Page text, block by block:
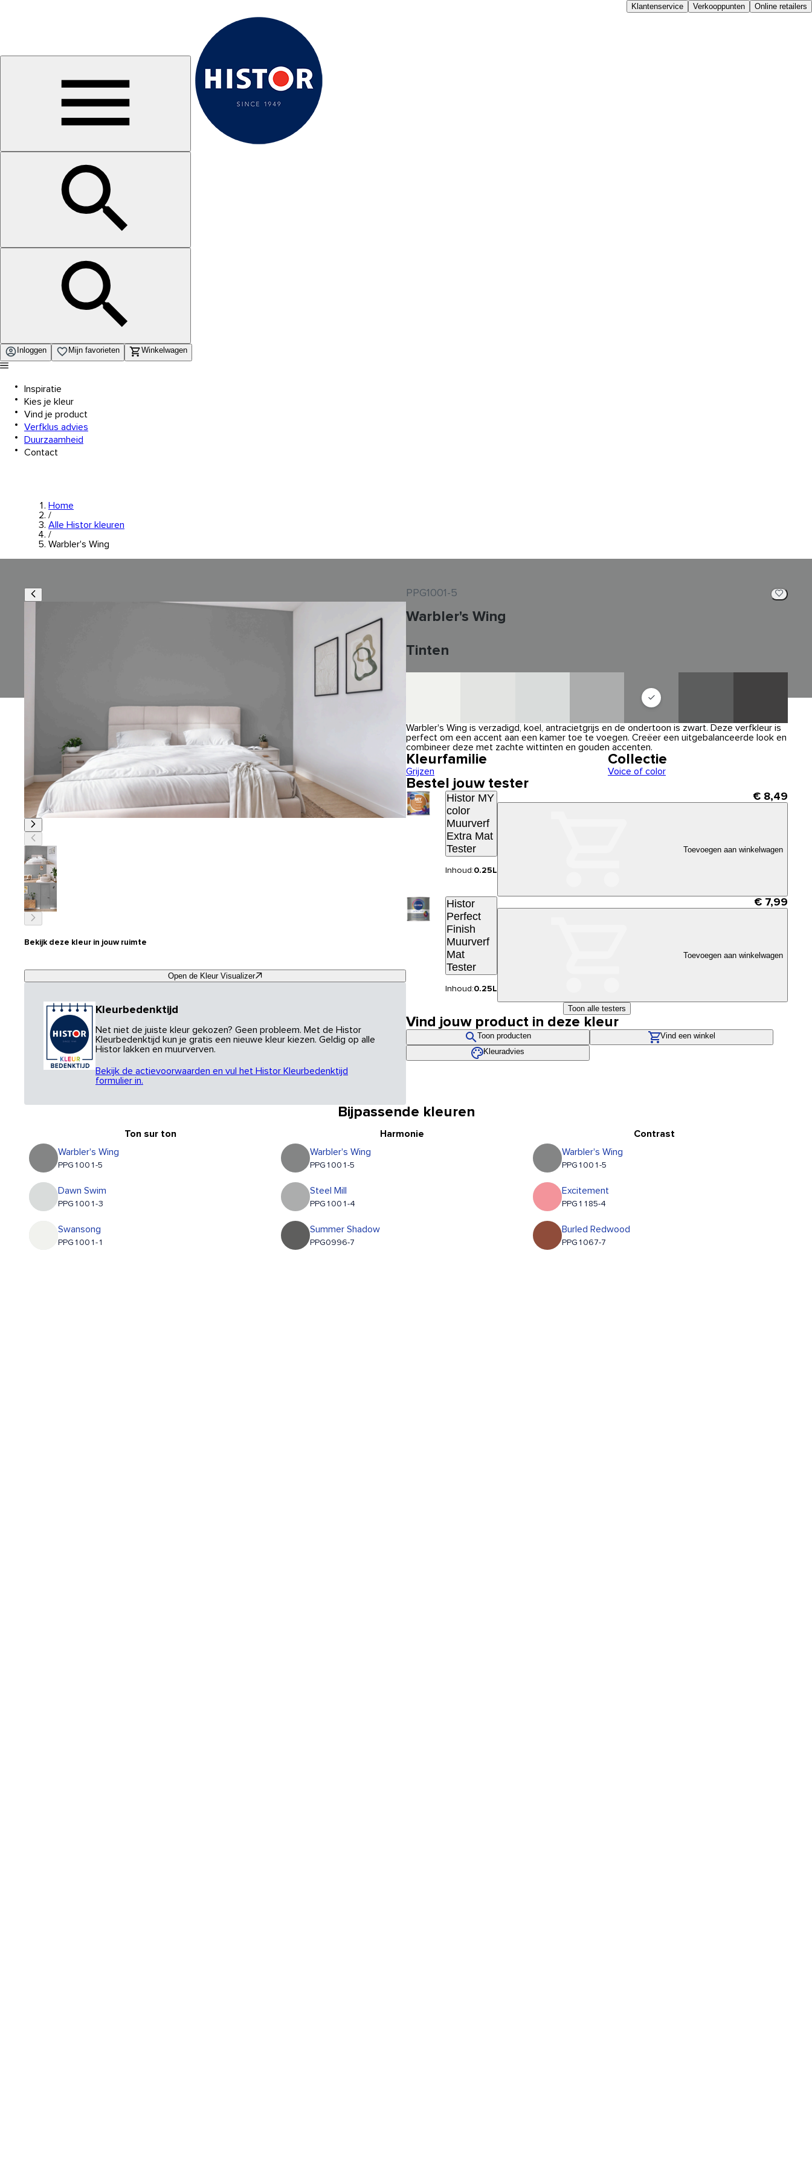
Klantenservice Verkooppunten Online retailers
Inloggen Mijn favorieten Winkelwagen
Inspiratie
Kies je kleur
Vind je product
Verfklus advies
Duurzaamheid
Contact
Home
/
Alle Histor kleuren
/
Warbler's Wing
Bekijk deze kleur in jouw ruimte
Open de Kleur Visualizer
Kleurbedenktijd
Net niet de juiste kleur gekozen? Geen probleem. Met de Histor
Kleurbedenktijd kun je gratis een nieuwe kleur kiezen. Geldig op alle
Histor lakken en muurverven.
Bekijk de actievoorwaarden en vul het Histor Kleurbedenktijd
formulier in.
PPG1001-5
Warbler's Wing
Tinten
Warbler's Wing is verzadigd, koel, antracietgrijs en de ondertoon is zwart. Deze verfkleur is
perfect om een accent aan een kamer toe te voegen. Creëer een uitgebalanceerde look en
combineer deze met zachte wittinten en gouden accenten.
Kleurfamilie
Grijzen
Collectie
Voice of color
Bestel jouw tester
Histor MY
color
Muurverf
Extra Mat
Tester
Inhoud:0.25L
€ 8,49
Toevoegen aan winkelwagen
Histor
Perfect
Finish
Muurverf
Mat
Tester
Inhoud:0.25L
€ 7,99
Toevoegen aan winkelwagen
Toon alle testers
Vind jouw product in deze kleur
Toon producten
Vind een winkel
Kleuradvies
Bijpassende kleuren
Ton sur ton
Warbler's Wing
PPG1001-5
Dawn Swim
PPG1001-3
Swansong
PPG1001-1
Harmonie
Warbler's Wing
PPG1001-5
Steel Mill
PPG1001-4
Summer Shadow
PPG0996-7
Contrast
Warbler's Wing
PPG1001-5
Excitement
PPG1185-4
Burled Redwood
PPG1067-7